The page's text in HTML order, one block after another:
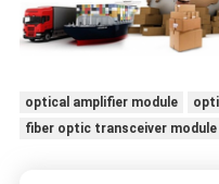
optical amplifier module
fiber optic transceiver module